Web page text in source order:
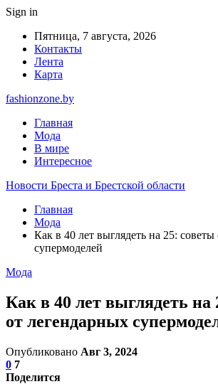
Sign in
Пятница, 7 августа, 2026
Контакты
Лента
Карта
fashionzone.by
Главная
Мода
В мире
Интересное
Новости Бреста и Брестской области
Главная
Мода
Как в 40 лет выглядеть на 25:
супермоделей
Мода
Как в 40 лет выглядеть на
от легендарных
Опубликовано Авг 3, 2024
0 7
Поделится